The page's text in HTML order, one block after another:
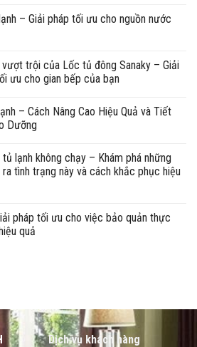
– Giải pháp tối ưu cho nguồn nước
vượt trội của Lốc tủ đông Sanaky – Giải
ưu cho gian bếp của bạn
– Cách Nâng Cao Hiệu Quả và Tiết
Dưỡng
tủ lạnh không chạy – Khám phá những
ra tình trạng này và cách khắc phục hiệu
pháp tối ưu cho việc bảo quản thực
quả
Dịch vụ khách hàng